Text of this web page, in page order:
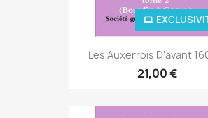
Les Auxerrois D'avant
21,00 €